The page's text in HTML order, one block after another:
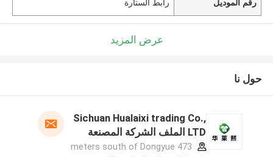
رقم الموديل رابط الستارة
عرض المزيد
حول نا
Sichuan Hualaixi trading Co.,
LTD الملف الشركة المصنعة
473 meters south of Dongyue